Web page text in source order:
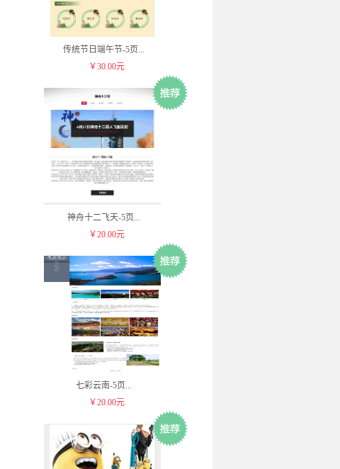
传统节日端午节-5页...
￥30.00元
神舟十二飞天-5页...
￥20.00元
七彩云南-5页...
￥20.00元